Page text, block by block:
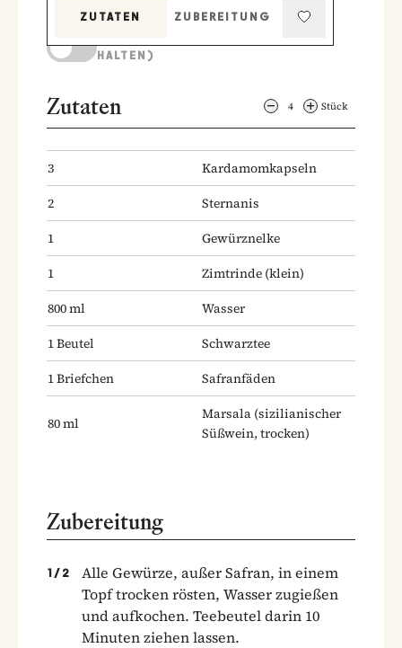
ZUTATEN
ZUBEREITUNG
HALTEN)
Zutaten 4 Stück
3
Kardamomkapseln
2
Sternanis
1
Gewürznelke
1
Zimtrinde (klein)
800ml
Wasser
1Beutel
Schwarztee
1Briefchen Safranfäden
80ml
Marsala (sizilianischer
Süßwein, trocken)
Zubereitung
1 / 2
Alle Gewürze, außer Safran, in einem
Topf trocken rösten, Wasser zugießen
und aufkochen. Teebeutel darin 10
Minuten ziehen lassen.